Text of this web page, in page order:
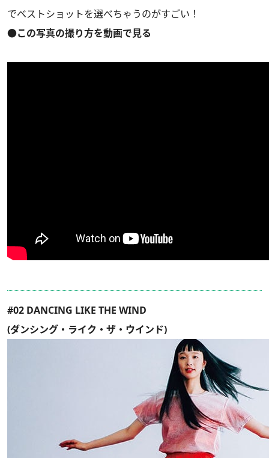
でベストショットを選べちゃうのがすごい！
●この写真の撮り方を動画で見る
#02 DANCING LIKE THE WIND
(ダンシング・ライク・ザ・ウインド)